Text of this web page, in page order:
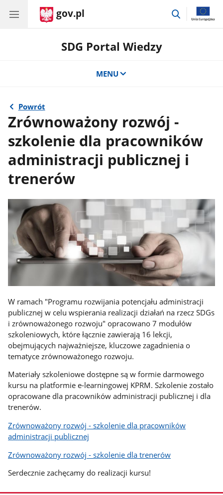
gov.pl
przejdź
SDG Portal Wiedzy
MENU
Powrót
Zrównoważony rozwój -
szkolenie dla pracowników
administracji publicznej i
trenerów
W ramach "Programu rozwijania potencjału administracji
publicznej w celu wspierania realizacji działań na rzecz SDGs
i zrównoważonego rozwoju" opracowano 7 modułów
szkoleniowych, które łącznie zawierają 16 lekcji,
obejmujących najważniejsze, kluczowe zagadnienia o
tematyce zrównoważonego rozwoju.
Materiały szkoleniowe dostępne są w formie darmowego
kursu na platformie e-learningowej KPRM. Szkolenie zostało
opracowane dla pracowników administracji publicznej i dla
trenerów.
Zrównoważony rozwój - szkolenie dla pracowników
administracji publicznej
Zrównoważony rozwój - szkolenie dla trenerów
Serdecznie zachęcamy do realizacji kursu!